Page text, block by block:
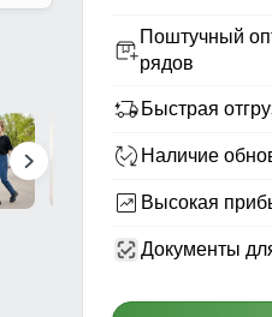
Поштучный
рядов
Быстрая
Наличие
Высокая
Документы